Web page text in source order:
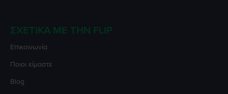
ΣΧΕΤΙΚΆ ΜΕ ΤΗΝ FLIP
Επικοινωνία
Ποιοι είμαστε
Blog